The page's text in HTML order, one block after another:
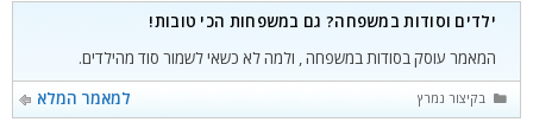
ילדים וסודות במשפחה? גם במשפחות הכי טובות!
המאמר עוסק בסודות במשפחה , ולמה לא כשאי לשמור סוד מהילדים.
למאמר המלא
קטגוריות
בקיצור נמרץ